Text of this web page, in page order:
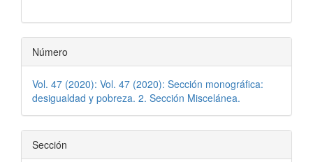
Número
Vol. 47 (2020): Vol. 47 (2020): Sección monográfica:
desigualdad y pobreza. 2. Sección Miscelánea.
Sección